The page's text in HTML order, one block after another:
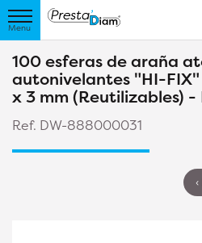
100 esferas de araña
autonivelantes "HI-
x 3 mm (Reutilizables) -
Ref. DW-888000031